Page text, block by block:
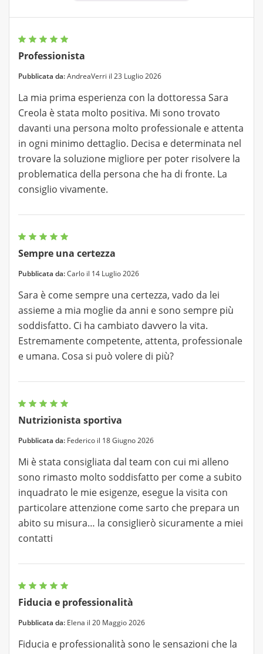
Professionista
Pubblicata da:AndreaVerri il 23 Luglio 2026
La mia prima esperienza con la dottoressa Sara
Creola è stata molto positiva. Mi sono trovato
davanti una persona molto professionale e attenta
in ogni minimo dettaglio. Decisa e determinata nel
trovare la soluzione migliore per poter risolvere la
problematica della persona che ha di fronte. La
consiglio vivamente.
Sempre una certezza
Pubblicata da:Carlo il 14 Luglio 2026
Sara è come sempre una certezza, vado da lei
assieme a mia moglie da anni e sono sempre più
soddisfatto. Ci ha cambiato davvero la vita.
Estremamente competente, attenta, professionale
e umana. Cosa si può volere di più?
Nutrizionista sportiva
Pubblicata da: Federico il 18 Giugno 2026
Mi è stata consigliata dal team con cui mi alleno
sono rimasto molto soddisfatto per come a subito
inquadrato le mie esigenze, esegue la visita con
particolare attenzione come sarto che prepara un
abito su misura… la consiglierò sicuramente a miei
contatti
Fiducia e professionalità
Pubblicata da: Elena il 20 Maggio 2026
Fiducia e professionalità sono le sensazioni che la